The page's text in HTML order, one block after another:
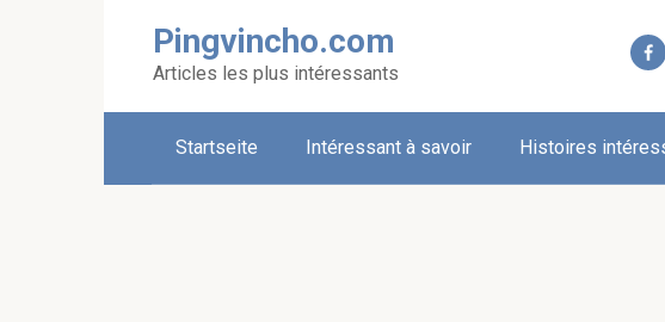
Pingvincho.com
Articles les plus intéressants
Startseite Intéressant à savoir Histoires